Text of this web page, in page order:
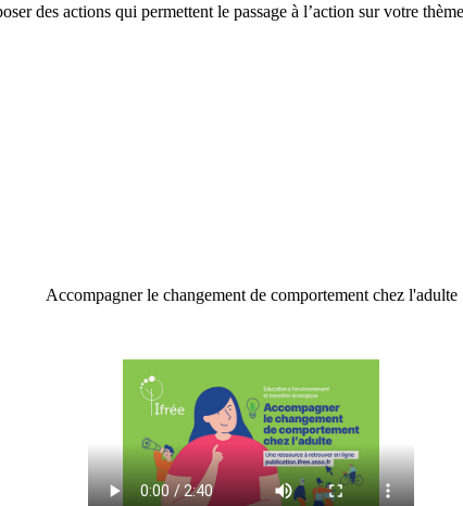
des actions qui permettent le passage à l’action sur votre
Accompagner le changement de comportement chez l'adulte